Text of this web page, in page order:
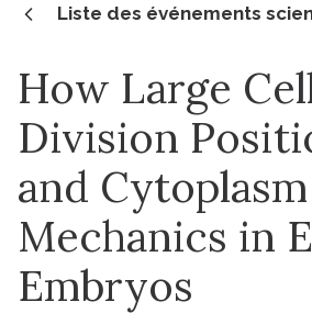
Liste des événements
How Large
Division
and Cytoplasm
Mechanics in
Embryos